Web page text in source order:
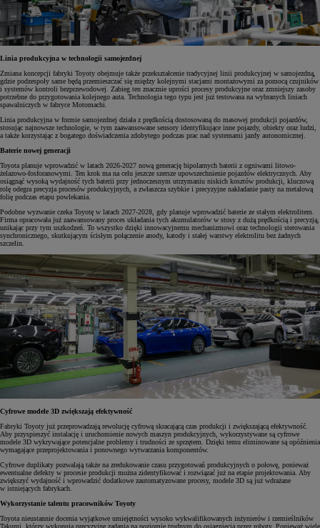
Linia produkcyjna w technologii samojezdnej
Zmiana koncepcji fabryki Toyoty obejmuje także przekształcenie tradycyjnej linii produkcyjnej w samojezdną,
gdzie podzespoły same będą przemieszczać się między kolejnymi stacjami montażowymi za pomocą czujników
i systemów kontroli bezprzewodowej. Zabieg ten znacznie uprości procesy produkcyjne oraz zmniejszy zasoby
potrzebne do przygotowania kolejnego auta. Technologia tego typu jest już testowana na wybranych liniach
spawalniczych w fabryce Motomachi.
Linia produkcyjna w formie samojezdnej działa z prędkością dostosowaną do masowej produkcji pojazdów,
stosując najnowsze technologie, w tym zaawansowane sensory identyfikujące inne pojazdy, obiekty oraz ludzi,
a także korzystając z bogatego doświadczenia zdobytego podczas prac nad systemami jazdy autonomicznej.
Baterie nowej generacji
Toyota planuje wprowadzić w latach 2026-2027 nową generację bipolarnych baterii z ogniwami litowo-
żelazowo-fosforanowymi. Ten krok ma na celu jeszcze szersze upowszechnienie pojazdów elektrycznych. Aby
osiągnąć wysoką wydajność tych baterii przy jednoczesnym utrzymaniu niskich kosztów produkcji, kluczową
rolę odegra precyzja procesów produkcyjnych, a zwłaszcza szybkie i precyzyjne nakładanie pasty na metalową
folię podczas etapu powlekania.
Podobne wyzwanie czeka Toyotę w latach 2027-2028, gdy planuje wprowadzić baterie ze stałym elektrolitem.
Firma opracowała już zaawansowany proces układania tych akumulatorów w stosy z dużą prędkością i precyzją,
unikając przy tym uszkodzeń. To wszystko dzięki innowacyjnemu mechanizmowi oraz technologii sterowania
synchronicznego, skutkującym ścisłym połączenie anody, katody i stałej warstwy elektrolitu bez żadnych
szczelin.
Cyfrowe modele 3D zwiększają efektywność
Fabryki Toyoty już przeprowadzają rewolucję cyfrową skracającą czas produkcji i zwiększającą efektywność.
Aby przyspieszyć instalację i uruchomienie nowych maszyn produkcyjnych, wykorzystywane są cyfrowe
modele 3D wykrywające potencjalne problemy i trudności ze sprzętem. Dzięki temu eliminowane są opóźnienia
wymagające przeprojektowania i ponownego wytwarzania komponentów.
Cyfrowe duplikaty pozwalają także na zredukowanie czasu przygotowań produkcyjnych o połowę, ponieważ
ewentualne defekty w procesie produkcji można zidentyfikować i rozwiązać już na etapie projektowania. Aby
zwiększyć wydajność i wprowadzić dodatkowe zautomatyzowane procesy, modele 3D są już wdrażane
w istniejących fabrykach.
Wykorzystanie talentu pracowników Toyoty
Toyota nieustannie docenia wyjątkowe umiejętności wysoko wykwalifikowanych inżynierów i rzemieślników
Takumi, którzy wykonują precyzyjne zadania na poziomie trudnym do osiągnięcia przez roboty. Ponieważ wiele